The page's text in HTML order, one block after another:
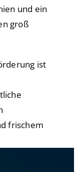
und ein
groß
ist
frischem